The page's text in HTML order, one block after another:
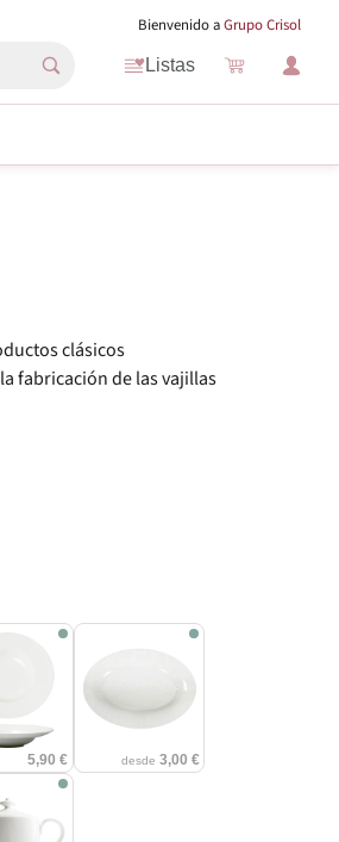
Bienvenido aGrupo Crisol
Listas
clásicos
fabricación de las vajillas
5,90 € desde 3,00 €